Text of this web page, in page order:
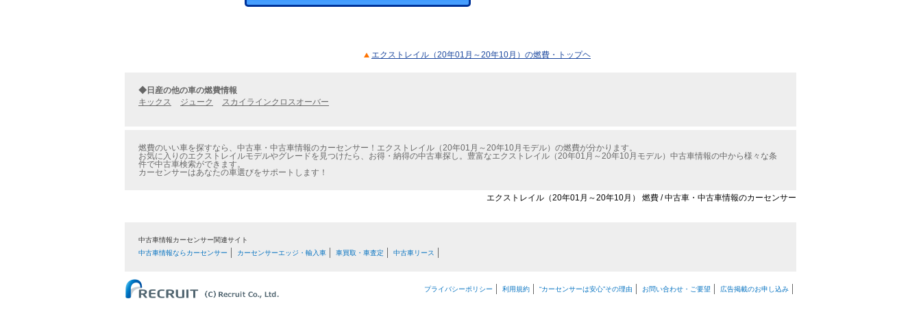
エクストレイル（20年01月～20年10月）の燃費・トップヘ
◆日産の他の車の燃費情報
キックス
ジューク スカイラインクロスオーバー
燃費のいい車を探すなら、中古車・中古車情報のカーセンサー！エクストレイル（20年01月～20年10月モデル）の燃費が分かります。
お気に入りのエクストレイルモデルやグレードを見つけたら、お得・納得の中古車探し。豊富なエクストレイル（20年01月～20年10月モデル）中古車情報の中から様々な条
件で中古車検索ができます。
カーセンサーはあなたの車選びをサポートします！
エクストレイル（20年01月～20年10月） 燃費 / 中古車・中古車情報のカーセンサー
中古車情報カーセンサー関連サイト
中古車情報ならカーセンサー
カーセンサーエッジ・輸入車 車買取・車査定 中古車リース
プライバシーポリシー 利用規約 “カーセンサーは安心”その理由 お問い合わせ・ご要望 広告掲載のお申し込み